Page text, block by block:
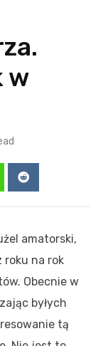
w
Reddit
amatorski,
roku na rok
Obecnie w
byłych
tą